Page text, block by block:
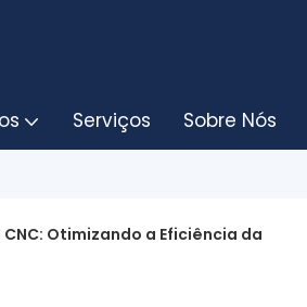
Serviços Sobre Nós
Otimizando a Eficiência da